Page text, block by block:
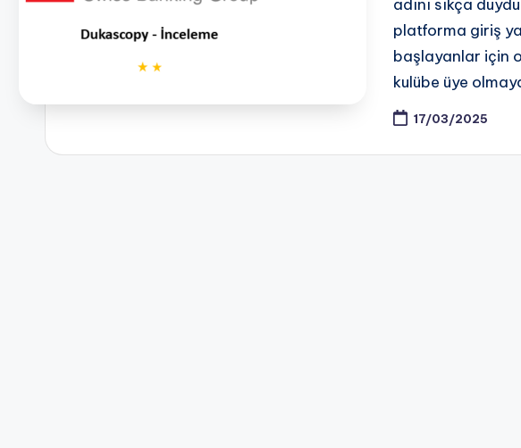
adını sıkça
platforma giriş
başlayanlar için
kulübe üye
17/03/2025